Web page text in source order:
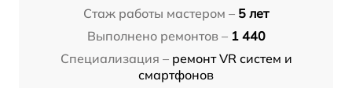
Стаж работы мастером – 5 лет
Выполнено ремонтов – 1 440
Специализация – ремонт VR систем и
смартфонов